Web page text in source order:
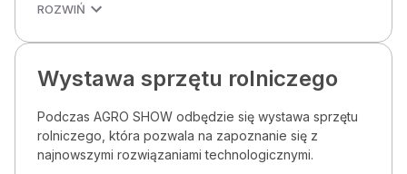
ROZWIŃ
Wystawa sprzętu rolniczego
Podczas AGRO SHOW odbędzie się wystawa sprzętu
rolniczego, która pozwala na zapoznanie się z
najnowszymi rozwiązaniami technologicznymi.